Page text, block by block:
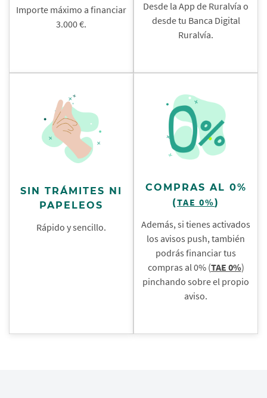
Importe máximo a financiar
3.000 €.
Desde la App de Ruralvía o
desde tu Banca Digital
Ruralvía.
SIN TRÁMITES NI
PAPELEOS
Rápido y sencillo.
COMPRAS AL 0%
(TAE 0%)
Además, si tienes activados
los avisos push, también
podrás financiar tus
compras al 0% (TAE 0%)
pinchando sobre el propio
aviso.